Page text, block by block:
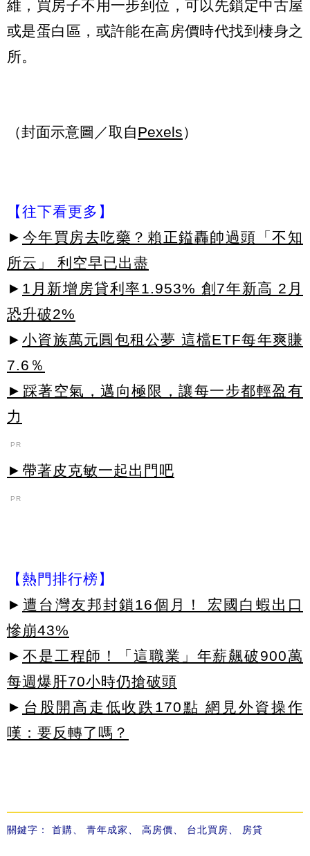
維，買房子不用一步到位，可以先鎖定中古屋
或是蛋白區，或許能在高房價時代找到棲身之
所。
（封面示意圖／取自Pexels）
【往下看更多】
► 今年買房去吃藥？賴正鎰轟帥過頭「不知
所云」 利空早已出盡
► 1月新增房貸利率1.953% 創7年新高 2月
恐升破2%
► 小資族萬元圓包租公夢 這檔ETF每年爽賺
7.6％
►踩著空氣，邁向極限，讓每一步都輕盈有
力
PR
►帶著皮克敏一起出門吧
PR
【熱門排行榜】
► 遭台灣友邦封鎖16個月！ 宏國白蝦出口
慘崩43%
► 不是工程師！「這職業」年薪飆破900萬
每週爆肝70小時仍搶破頭
► 台股開高走低收跌170點 網見外資操作
嘆：要反轉了嗎？
關鍵字： 首購 青年成家 高房價 台北買房 房貸